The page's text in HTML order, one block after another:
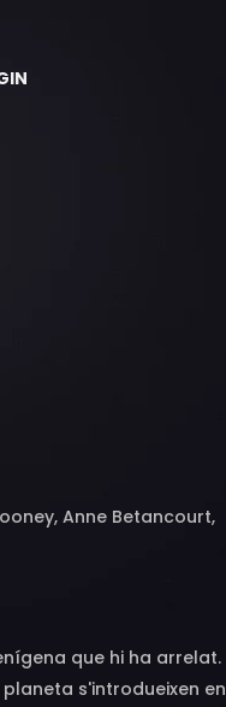
Anne Betancourt,
Lee Carrington,
que hi ha arrelat.
s'introdueixen en